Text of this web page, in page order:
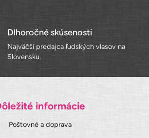
Dlhoročné skúsenosti
Najväčší predajca ľudských vlasov na
Slovensku.
informácie
Poštovné a doprava